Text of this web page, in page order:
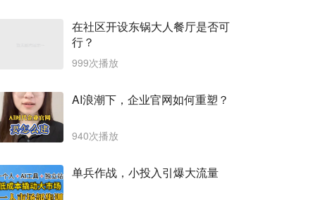
在社区开设东锅大人餐厅是否可
行？
999次播放
AI浪潮下，企业官网如何重塑？
940次播放
单兵作战，小投入引爆大流量